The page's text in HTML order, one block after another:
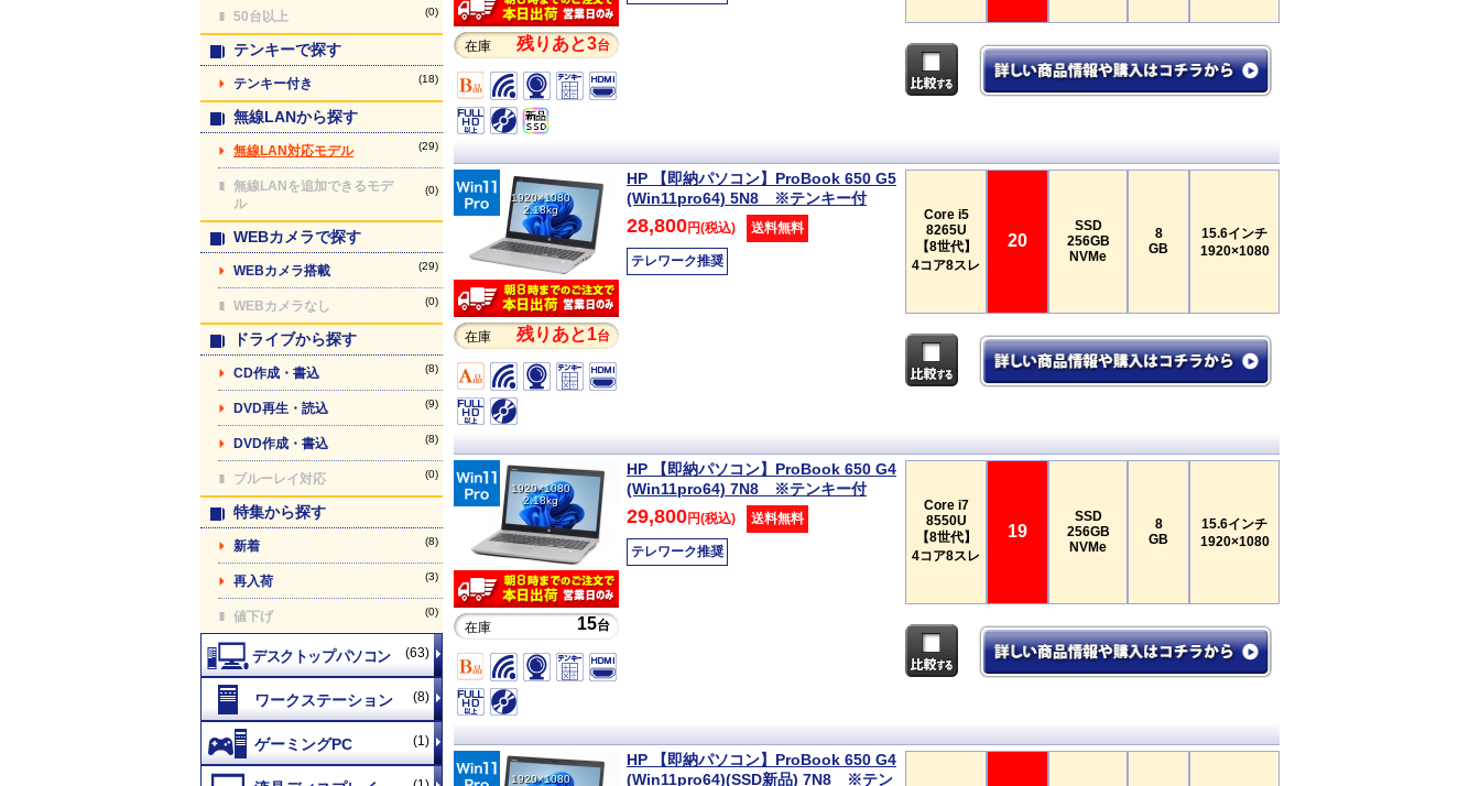
50台以上 (0)
テンキーで探す
テンキー付き (18)
無線LANから探す
無線LAN対応モデル (29)
無線LANを追加できるモデ
ル
(0)
WEBカメラで探す
WEBカメラ搭載 (29)
WEBカメラなし (0)
ドライブから探す
CD作成・書込 (8)
DVD再生・読込 (9)
DVD作成・書込 (8)
ブルーレイ対応 (0)
特集から探す
新着 (8)
再入荷 (3)
値下げ (0)
(63)
(8)
(1)
在庫 残りあと3台
1920×1080
2.18kg
在庫 残りあと1台
HP 【即納パソコン】ProBook 650 G5
(Win11pro64) 5N8 ※テンキー付
28,800円(税込) 送料無料
テレワーク推奨
Core i5
8265U
【8世代】
4コア8スレ
20
SSD
256GB
NVMe
8
GB
15.6インチ
1920×1080
1920×1080
2.18kg
在庫 15台
HP 【即納パソコン】ProBook 650 G4
(Win11pro64) 7N8 ※テンキー付
29,800円(税込) 送料無料
テレワーク推奨
Core i7
8550U
【8世代】
4コア8スレ
19
SSD
256GB
NVMe
8
GB
15.6インチ
1920×1080
1920×1080
HP 【即納パソコン】ProBook 650 G4
(Win11pro64)(SSD新品) 7N8 ※テン